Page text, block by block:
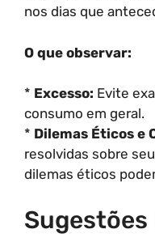
nos dias que
O que observar:
* Excesso: Evite
consumo em geral.
* Dilemas Éticos e
resolvidas sobre
dilemas éticos